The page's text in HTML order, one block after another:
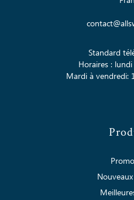
Standard
Horaires :
Mardi à